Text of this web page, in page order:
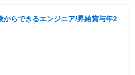
からできるエンジニア/昇給賞与年2